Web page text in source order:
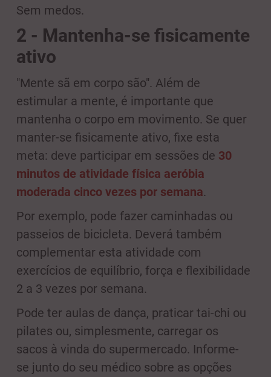
Sem medos.
2 - Mantenha-se fisicamente
ativo
"Mente sã em corpo são". Além de
estimular a mente, é importante que
mantenha o corpo em movimento. Se quer
manter-se fisicamente ativo, fixe esta
meta: deve participar em sessões de 30
minutos de atividade física aeróbia
moderada cinco vezes por semana.
Por exemplo, pode fazer caminhadas ou
passeios de bicicleta. Deverá também
complementar esta atividade com
exercícios de equilíbrio, força e flexibilidade
2 a 3 vezes por semana.
Pode ter aulas de dança, praticar tai-chi ou
pilates ou, simplesmente, carregar os
sacos à vinda do supermercado. Informe-
se junto do seu médico sobre as opções